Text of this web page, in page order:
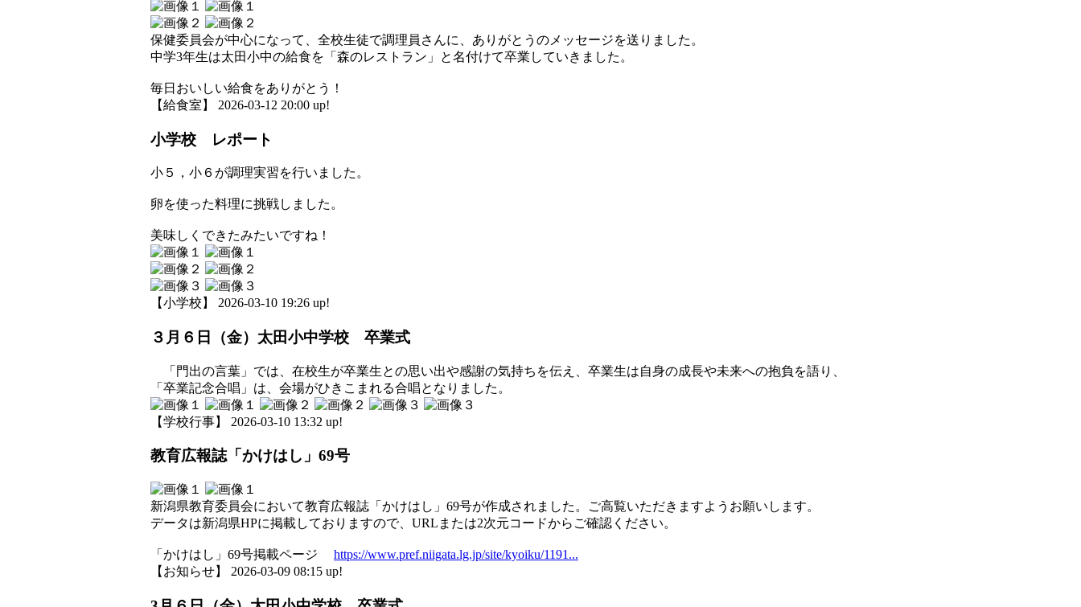
保健委員会が中心になって、全校生徒で調理員さんに、ありがとうのメッセージを送りました。
中学3年生は太田小中の給食を「森のレストラン」と名付けて卒業していきました。
毎日おいしい給食をありがとう！
【給食室】 2026-03-12 20:00 up!
小学校 レポート
小５，小６が調理実習を行いました。
卵を使った料理に挑戦しました。
美味しくできたみたいですね！
【小学校】 2026-03-10 19:26 up!
３月６日（金）太田小中学校 卒業式
「門出の言葉」では、在校生が卒業生との思い出や感謝の気持ちを伝え、卒業生は自身の成長や未来への抱負を語り、
「卒業記念合唱」は、会場がひきこまれる合唱となりました。
【学校行事】 2026-03-10 13:32 up!
教育広報誌「かけはし」69号
新潟県教育委員会において教育広報誌「かけはし」69号が作成されました。ご高覧いただきますようお願いします。
データは新潟県HPに掲載しておりますので、URLまたは2次元コードからご確認ください。
「かけはし」69号掲載ページ https://www.pref.niigata.lg.jp/site/kyoiku/1191...
【お知らせ】 2026-03-09 08:15 up!